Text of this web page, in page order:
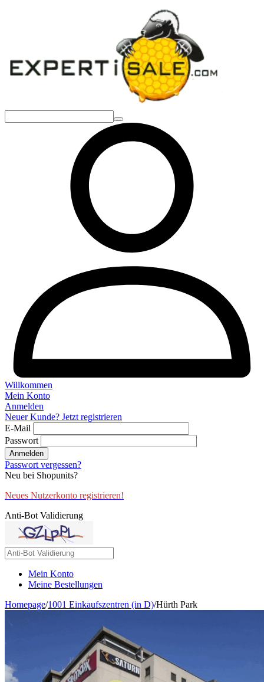
Willkommen
Mein Konto
Anmelden
Neuer Kunde? Jetzt registrieren
E-Mail
Passwort
Anmelden
Passwort vergessen?
Neu bei Shopunits?
Neues Nutzerkonto registrieren!
Anti-Bot Validierung
Mein Konto
Meine Bestellungen
Homepage/1001 Einkaufszentren (in D)/Hürth Park